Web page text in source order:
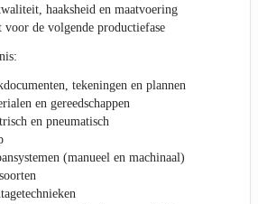
haaksheid en maatvoering
voor de volgende productiefase
tekeningen en plannen
en gereedschappen
en pneumatisch
(manueel en machinaal)